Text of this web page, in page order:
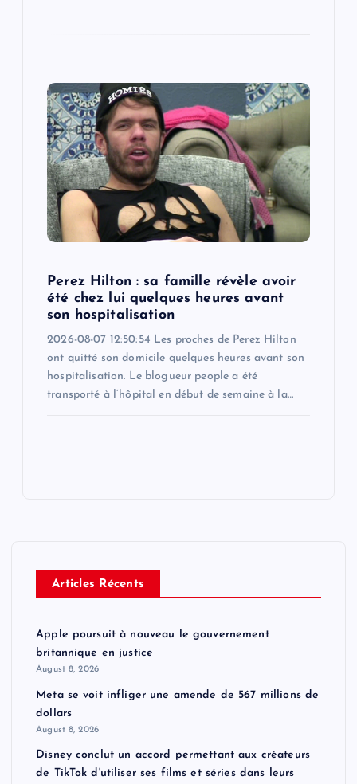
Perez Hilton : sa famille révèle avoir
été chez lui quelques heures avant
son hospitalisation
2026-08-07 12:50:54 Les proches de Perez Hilton
ont quitté son domicile quelques heures avant son
hospitalisation. Le blogueur people a été
transporté à l’hôpital en début de semaine à la…
Articles Récents
Apple poursuit à nouveau le gouvernement
britannique en justice
August 8, 2026
Meta se voit infliger une amende de 567 millions de
dollars
August 8, 2026
Disney conclut un accord permettant aux créateurs
de TikTok d'utiliser ses films et séries dans leurs